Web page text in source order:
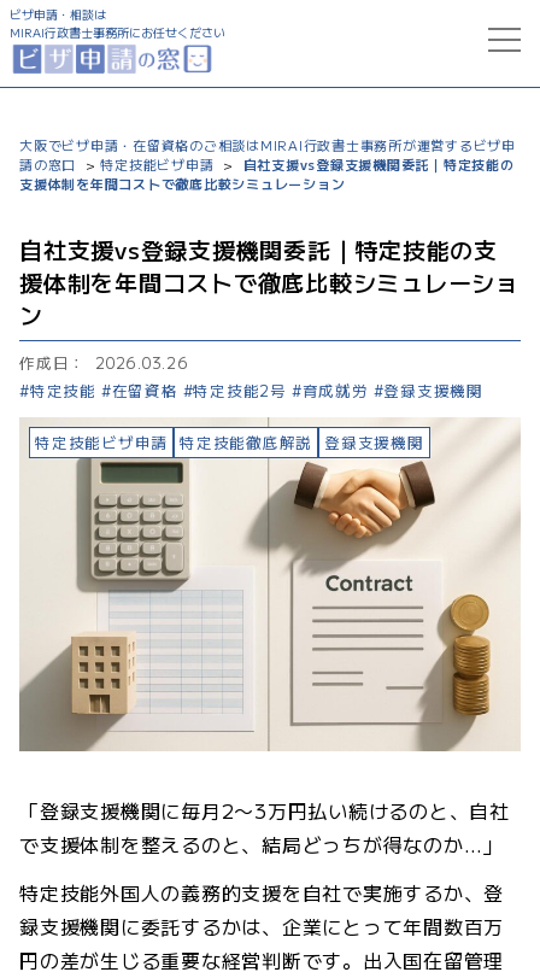
ビザ申請・相談は
MIRAI行政書士事務所にお任せください
サービス一覧
就労ビザ申請
特定技能ビザ申請
配偶者ビザ申請
経営管理ビザ申請
永住ビザ申請
帰化申請
コラム
ビザ申請支援実績
事務所について
0120-777-322
受付時間 9:00～20:00
大阪でビザ申請・在留資格のご相談はMIRAI行政書士事務所が運営するビザ申
請の窓口
>特定技能ビザ申請 >
自社支援vs登録支援機関委託｜特定技能の
支援体制を年間コストで徹底比較シミュレーション
自社支援vs登録支援機関委託｜特定技能の支
援体制を年間コストで徹底比較シミュレーショ
ン
作成日：
2026.03.26
特定技能
在留資格 特定技能2号 育成就労 登録支援機関
特定技能ビザ申請 特定技能徹底解説 登録支援機関
「登録支援機関に毎月2〜3万円払い続けるのと、自社
で支援体制を整えるのと、結局どっちが得なのか…」
特定技能外国人の義務的支援を自社で実施するか、登
録支援機関に委託するかは、企業にとって年間数百万
円の差が生じる重要な経営判断です。出入国在留管理